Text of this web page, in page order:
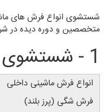
شستشوی انواع فرش های
متخصصین و دوره دیده در
1 - شستشوی فرش ماشینی
انواع فرش ماشینی داخلی
فرش شگی (پرز بلند)